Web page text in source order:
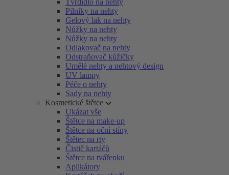
Tvrdidlo na nehty
Pilníky na nehty
Gelový lak na nehty
Nůžky na nehty
Nůžky na nehty
Odlakovač na nehty
Odstraňovač kůžičky
Umělé nehty a nehtový design
UV lampy
Péče o nehty
Sady na nehty
Kosmetické štětce
Ukázat vše
Štětce na make-up
Štětce na oční stíny
Štětec na rty
Čistič kartáčů
Štětce na tvářenku
Aplikátory